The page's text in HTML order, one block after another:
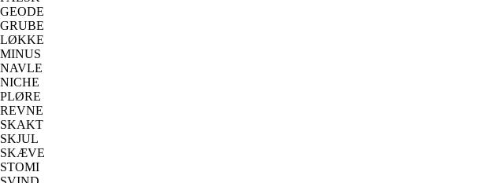
GEODE
GRUBE
LØKKE
MINUS
NAVLE
NICHE
PLØRE
REVNE
SKAKT
SKJUL
SKÆVE
STOMI